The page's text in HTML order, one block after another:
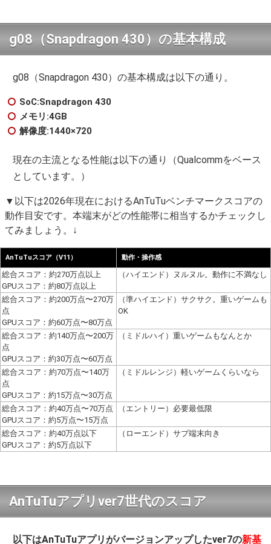
g08（Snapdragon 430）の基本構成
g08（Snapdragon 430）の基本構成は以下の通り。
SoC:Snapdragon 430
メモリ:4GB
解像度:1440×720
現在の主流となる性能は以下の通り（Qualcommをベース
としています。）
▼以下は2026年現在におけるAnTuTuベンチマークスコアの
動作目安です。本端末がどの性能帯に相当するかチェックし
てみましょう。↓
AnTuTuスコア（V11） 動作・操作感
総合スコア：約270万点以上
GPUスコア：約80万点以上
（ハイエンド）ヌルヌル。動作に不満なし
総合スコア：約200万点〜270万
点
GPUスコア：約60万点〜80万点
（準ハイエンド）サクサク。重いゲームも
OK
総合スコア：約140万点〜200万
点
GPUスコア：約30万点〜60万点
（ミドルハイ）重いゲームもなんとか
総合スコア：約70万点〜140万
点
GPUスコア：約15万点〜30万点
（ミドルレンジ）軽いゲームくらいなら
総合スコア：約40万点〜70万点
GPUスコア：約5万点〜15万点
（エントリー）必要最低限
総合スコア：約40万点以下
GPUスコア：約5万点以下
（ローエンド）サブ端末向き
AnTuTuアプリver7世代のスコア
以下はAnTuTuアプリがバージョンアップしたver7の新基